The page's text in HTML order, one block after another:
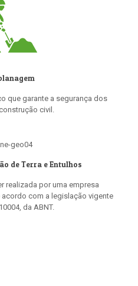
que garante a segurança dos
civil.
de Terra e Entulhos
realizada por uma empresa
com a legislação vigente
da ABNT.